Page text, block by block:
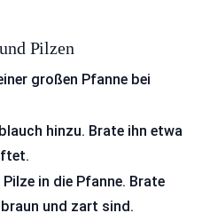
Pilzen
großen Pfanne bei
hinzu. Brate ihn etwa
in die Pfanne. Brate
und zart sind.